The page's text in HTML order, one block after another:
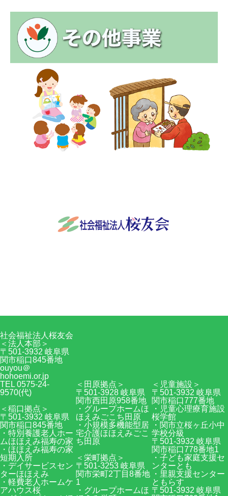
社会福祉法人桜友会
＜法人本部＞
〒501-3932 岐阜県
関市稲口845番地
ouyou＠
hohoemi.or.jp
TEL 0575-24-
9570(代)
＜稲口拠点＞
〒501-3932 岐阜県
関市稲口845番地
・特別養護老人ホー
ムほほえみ福寿の家
・ほほえみ福寿の家
短期入所
・デイサービスセン
ターほほえみ
・軽費老人ホームケ
アハウス桜
＜田原拠点＞
〒501-3928 岐阜県
関市西田原958番地
・グループホームほ
ほえみごこち田原
・小規模多機能型居
宅介護ほほえみごこ
ち田原
＜栄町拠点＞
〒501-3253 岐阜県
関市栄町2丁目8番地
1
・グループホームほ
＜児童施設＞
〒501-3932 岐阜県
関市稲口777番地
・児童心理療育施設
桜学館
・関市立桜ヶ丘小中
学校分級
〒501-3932 岐阜県
関市稲口778番地1
・子ども家庭支援セ
ンターとも
・里親支援センター
ともらす
〒501-3932 岐阜県